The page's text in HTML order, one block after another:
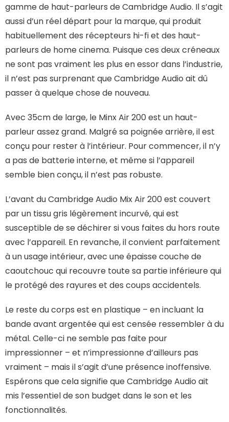
gamme de haut-parleurs de Cambridge Audio. Il s’agit
aussi d’un réel départ pour la marque, qui produit
habituellement des récepteurs hi-fi et des haut-
parleurs de home cinema. Puisque ces deux créneaux
ne sont pas vraiment les plus en essor dans l’industrie,
il n’est pas surprenant que Cambridge Audio ait dû
passer à quelque chose de nouveau.
Avec 35cm de large, le Minx Air 200 est un haut-
parleur assez grand. Malgré sa poignée arrière, il est
conçu pour rester à l’intérieur. Pour commencer, il n’y
a pas de batterie interne, et même si l’appareil
semble bien conçu, il n’est pas robuste.
L’avant du Cambridge Audio Mix Air 200 est couvert
par un tissu gris légèrement incurvé, qui est
susceptible de se déchirer si vous faites du hors route
avec l’appareil. En revanche, il convient parfaitement
à un usage intérieur, avec une épaisse couche de
caoutchouc qui recouvre toute sa partie inférieure qui
le protégé des rayures et des coups accidentels.
Le reste du corps est en plastique – en incluant la
bande avant argentée qui est censée ressembler à du
métal. Celle-ci ne semble pas faite pour
impressionner – et n’impressionne d’ailleurs pas
vraiment – mais il s’agit d’une présence inoffensive.
Espérons que cela signifie que Cambridge Audio ait
mis l’essentiel de son budget dans le son et les
fonctionnalités.